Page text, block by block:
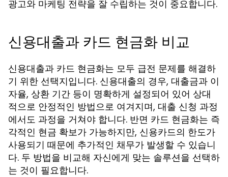
광고와 마케팅 전략을 잘 수립하는 것이 중요합니다.
신용대출과 카드 현금화 비교
신용대출과 카드 현금화는 모두 급전 문제를 해결하
기 위한 선택지입니다. 신용대출의 경우, 대출금과 이
자율, 상환 기간 등이 명확하게 설정되어 있어 상대
적으로 안정적인 방법으로 여겨지며, 대출 신청 과정
에서도 과정을 거쳐야 합니다. 반면 카드 현금화는 즉
각적인 현금 확보가 가능하지만, 신용카드의 한도가
사용되기 때문에 추가적인 채무가 발생할 수 있습니
다. 두 방법을 비교해 자신에게 맞는 솔루션을 선택하
는 것이 필요합니다.